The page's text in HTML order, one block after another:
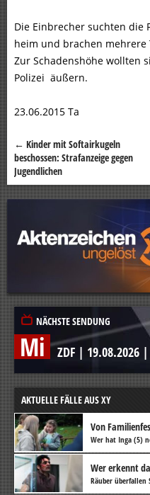
Die Einbrecher suchten die
heim und brachen
Zur Schadenshöhe wollten
Polizei äußern.
23.06.2015 Ta
Beitragsnavigation
← Kinder mit Softairkugeln
beschossen: Strafanzeige gegen
Jugendlichen
NÄCHSTE SENDUNG
Mi ZDF | 19.08.2026 |
AKTUELLE FÄLLE AUS XY
Von
Wer hat Inga (5)
Wer erkennt
Räuber überfallen